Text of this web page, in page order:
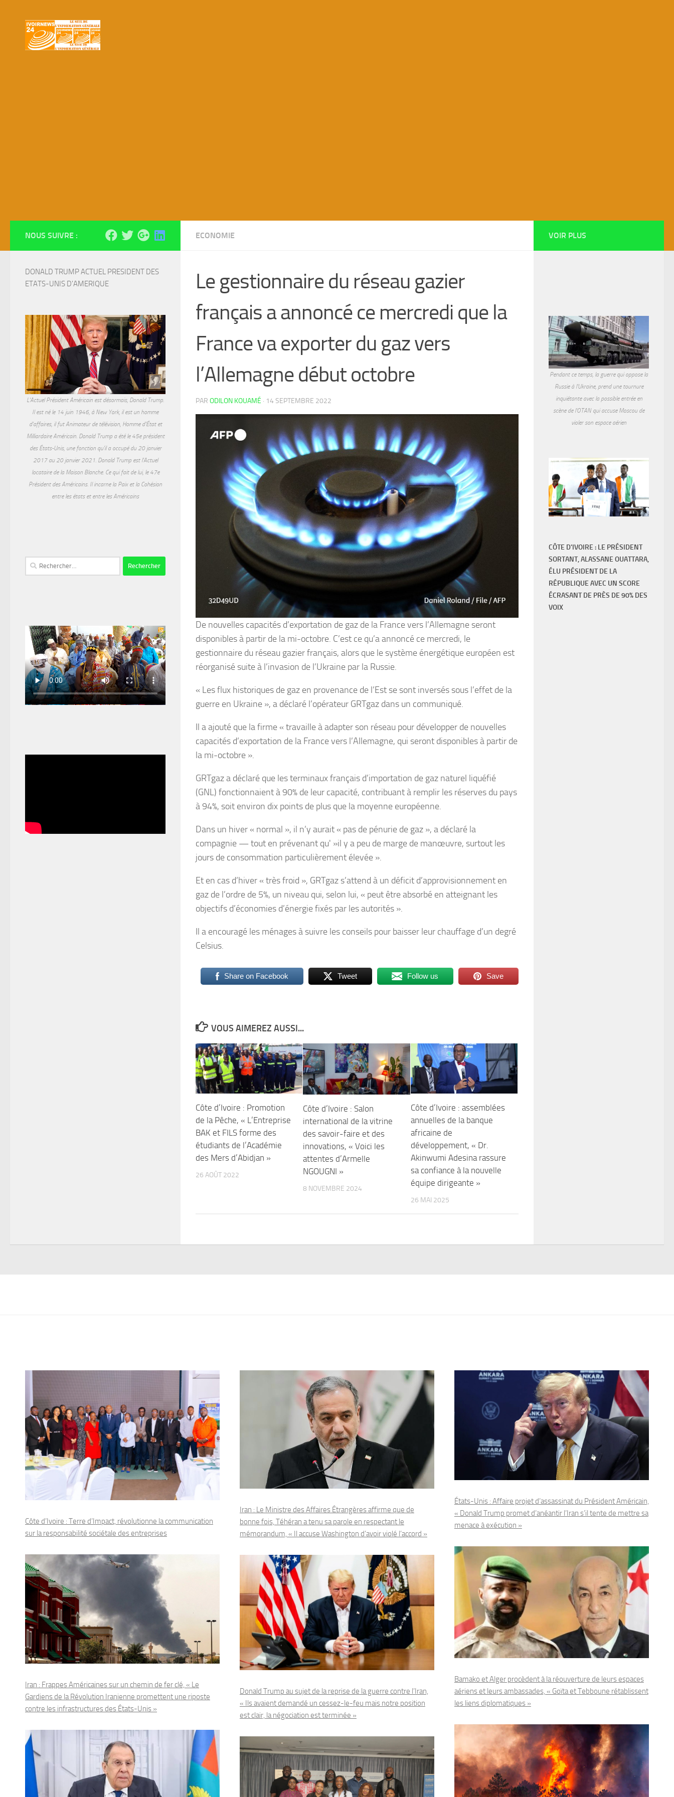
ECONOMIE
Le gestionnaire du réseau gazier
français a annoncé ce mercredi que la
France va exporter du gaz vers
l’Allemagne début octobre
PAR ODILON KOUAMÉ · 14 SEPTEMBRE 2022
De nouvelles capacités d’exportation de gaz de la France vers l’Allemagne seront
disponibles à partir de la mi-octobre. C’est ce qu’a annoncé ce mercredi, le
gestionnaire du réseau gazier français, alors que le système énergétique européen est
réorganisé suite à l’invasion de l’Ukraine par la Russie.
« Les flux historiques de gaz en provenance de l’Est se sont inversés sous l’effet de la
guerre en Ukraine », a déclaré l’opérateur GRTgaz dans un communiqué.
Il a ajouté que la firme « travaille à adapter son réseau pour développer de nouvelles
capacités d’exportation de la France vers l’Allemagne, qui seront disponibles à partir de
la mi-octobre ».
GRTgaz a déclaré que les terminaux français d’importation de gaz naturel liquéfié
(GNL) fonctionnaient à 90% de leur capacité, contribuant à remplir les réserves du pays
à 94%, soit environ dix points de plus que la moyenne européenne.
Dans un hiver « normal », il n’y aurait « pas de pénurie de gaz », a déclaré la
compagnie — tout en prévenant qu' »il y a peu de marge de manœuvre, surtout les
jours de consommation particulièrement élevée ».
Et en cas d’hiver « très froid », GRTgaz s’attend à un déficit d’approvisionnement en
gaz de l’ordre de 5%, un niveau qui, selon lui, « peut être absorbé en atteignant les
objectifs d’économies d’énergie fixés par les autorités ».
Il a encouragé les ménages à suivre les conseils pour baisser leur chauffage d’un degré
Celsius.
Share on Facebook Tweet Follow us Save
VOUS AIMEREZ AUSSI...
Côte d’Ivoire : Promotion
de la Pêche, « L’Entreprise
BAK et FILS forme des
étudiants de l’Académie
des Mers d’Abidjan »
26 AOÛT 2022
Côte d’Ivoire : Salon
international de la vitrine
des savoir-faire et des
innovations, « Voici les
attentes d’Armelle
NGOUGNI »
8 NOVEMBRE 2024
Côte d’Ivoire : assemblées
annuelles de la banque
africaine de
développement, « Dr.
Akinwumi Adesina rassure
sa confiance à la nouvelle
équipe dirigeante »
26 MAI 2025
NOUS SUIVRE :
DONALD TRUMP ACTUEL PRESIDENT DES
ETATS-UNIS D'AMERIQUE
L'Actuel Président Américain est désormais, Donald Trump.
Il est né le 14 juin 1946, à New York, il est un homme
d'affaires, il fut Animateur de télévision, Homme d'État et
Milliardaire Américain. Donald Trump a été le 45e président
des États-Unis, une fonction qu'il a occupé du 20 janvier
2017 au 20 janvier 2021. Donald Trump est l'Actuel
locataire de la Maison Blanche. Ce qui fait de lui, le 47e
Président des Américains. Il incarne la Paix et la Cohésion
entre les états et entre les Américains
Rechercher :
VOIR PLUS
Pendant ce temps, la guerre qui oppose la
Russie à l'Ukraine, prend une tournure
inquiétante avec la possible entrée en
scène de l'OTAN qui accuse Moscou de
violer son espace aérien
CÔTE D'IVOIRE : LE PRÉSIDENT
SORTANT, ALASSANE OUATTARA,
ÉLU PRÉSIDENT DE LA
RÉPUBLIQUE AVEC UN SCORE
ÉCRASANT DE PRÈS DE 90% DES
VOIX
Côte d’Ivoire : Terre d’Impact, révolutionne la communication
sur la responsabilité sociétale des entreprises
Iran : Frappes Américaines sur un chemin de fer clé, « Le
Gardiens de la Révolution Iranienne promettent une riposte
contre les infrastructures des États-Unis »
Iran : Le Ministre des Affaires Étrangères affirme que de
bonne fois, Téhéran a tenu sa parole en respectant le
mémorandum, « Il accuse Washington d’avoir violé l’accord »
Donald Trump au sujet de la reprise de la guerre contre l’Iran,
« Ils avaient demandé un cessez-le-feu mais notre position
est clair, la négociation est terminée »
États-Unis : Affaire projet d’assassinat du Président Américain,
« Donald Trump promet d’anéantir l’Iran s’il tente de mettre sa
menace à exécution »
Bamako et Alger procèdent à la réouverture de leurs espaces
aériens et leurs ambassades, « Goïta et Tebboune rétablissent
les liens diplomatiques »